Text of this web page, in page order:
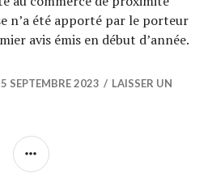
n’a été apporté par le porteur
avis émis en début d’année.
vent a tourné » | Décision de la
SEPTEMBRE 2023
LAISSER UN
COLONNE